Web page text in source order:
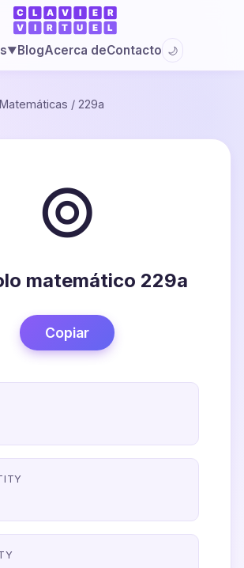
▼BlogAcerca deContacto 🌙
Matemáticas / 229a
⊚
matemático 229a
Copiar